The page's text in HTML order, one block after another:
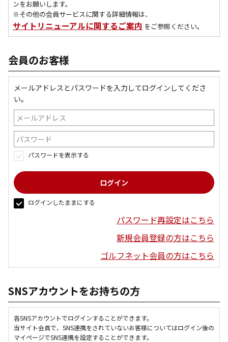
ンをお願いします。
※その他の会員サービスに関する詳細情報は、
サイトリニューアルに関するご案内 をご参照ください。
会員のお客様
メールアドレスとパスワードを入力してログインしてくださ
い。
パスワードを表示する
ログインしたままにする
パスワード再設定はこちら
新規会員登録の方はこちら
ゴルフネット会員の方はこちら
SNSアカウントをお持ちの方
各SNSアカウントでログインすることができます。
当サイト会員で、SNS連携をされていないお客様についてはログイン後の
マイページでSNS連携を設定することができます。